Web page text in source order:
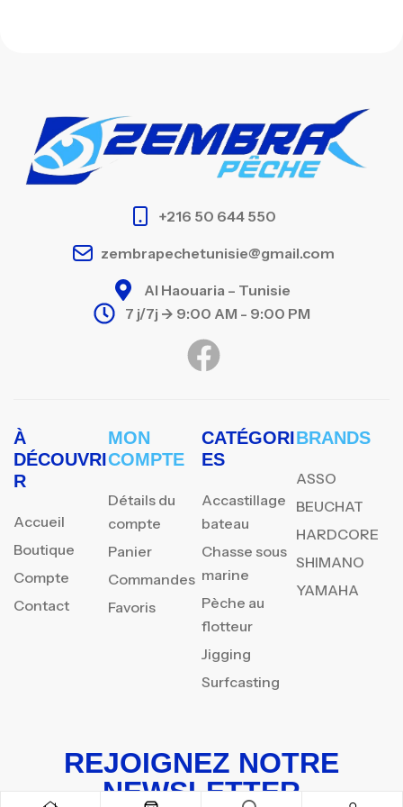
+216 50 644 550
zembrapechetunisie@gmail.com
Al Haouaria – Tunisie
7 j/7j -> 9:00 AM - 9:00 PM
À
DÉCOUVRI
R
Accueil
Boutique
Compte
Contact
MON
COMPTE
Détails du
compte
Panier
Commandes
Favoris
CATÉGORI
ES
Accastillage
bateau
Chasse sous
marine
Pèche au
flotteur
Jigging
Surfcasting
BRANDS
ASSO
BEUCHAT
HARDCORE
SHIMANO
YAMAHA
REJOIGNEZ NOTRE
NEWSLETTER